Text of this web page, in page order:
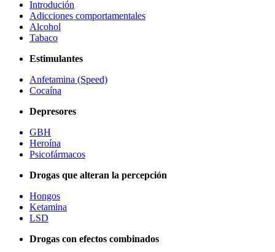
Introdución
Adicciones comportamentales
Alcohol
Tabaco
Estimulantes
Anfetamina (Speed)
Cocaína
Depresores
GBH
Heroína
Psicofármacos
Drogas que alteran la percepción
Hongos
Ketamina
LSD
Drogas con efectos combinados